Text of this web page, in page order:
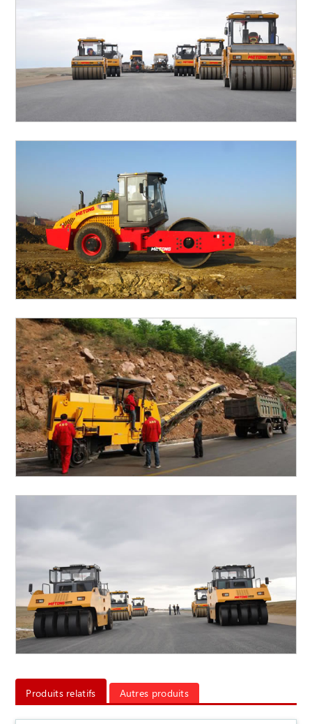
Produits relatifs Autres produits